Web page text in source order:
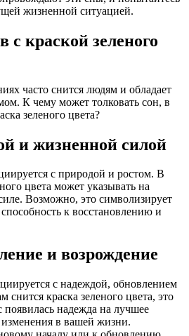
жизненной ситуацией.
с краской зеленого
часто снится людям и обладает
К чему может толковать сон, в
зеленого цвета?
и жизненной силой
с природой и ростом. В
цвета может указывать на
Возможно, это символизирует
к восстановлению и
и возрождение
с надеждой, обновлением
краска зеленого цвета, это
появилась надежда на лучшее
в вашей жизни.